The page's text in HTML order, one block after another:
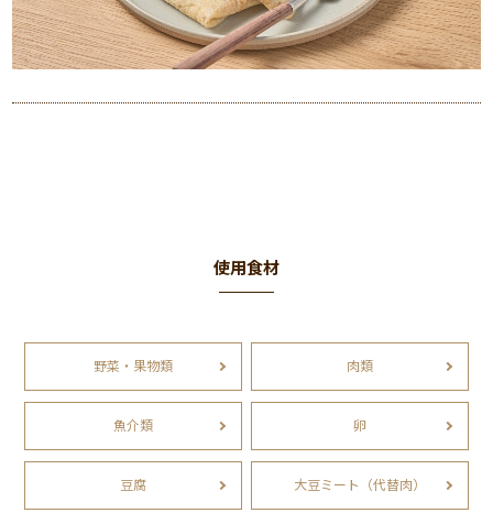
使用食材
野菜・果物類 肉類
魚介類 卵
豆腐 大豆ミート（代替肉）